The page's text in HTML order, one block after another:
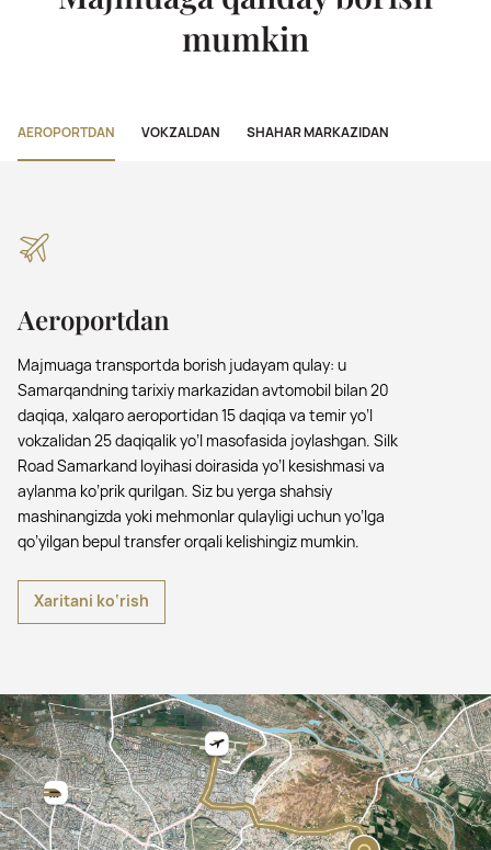
mumkin
AEROPORTDAN VOKZALDAN SHAHAR MARKAZIDAN
Aeroportdan
Majmuaga transportda borish judayam qulay: u
Samarqandning tarixiy markazidan avtomobil bilan 20
daqiqa, xalqaro aeroportidan 15 daqiqa va temir yo’l
vokzalidan 25 daqiqalik yo’l masofasida joylashgan. Silk
Road Samarkand loyihasi doirasida yo’l kesishmasi va
aylanma ko’prik qurilgan. Siz bu yerga shahsiy
mashinangizda yoki mehmonlar qulayligi uchun yo’lga
qo’yilgan bepul transfer orqali kelishingiz mumkin.
Xaritani ko‘rish